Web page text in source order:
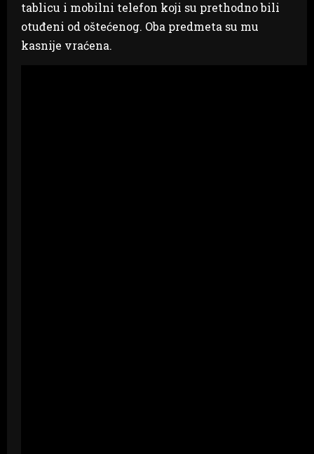
tablicu i mobilni telefon koji su prethodno bili
otuđeni od oštećenog. Oba predmeta su mu
kasnije vraćena.